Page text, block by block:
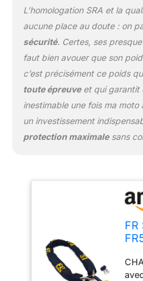
par
etc.
être
de
la
L’homologation SRA et la
aucune place au doute : on
sécurité. Certes, ses
faut bien avouer que son
c’est précisément ce poids
toute épreuveet qui garantit
inestimable une fois ma moto
un investissement
protection maximalesans
FR